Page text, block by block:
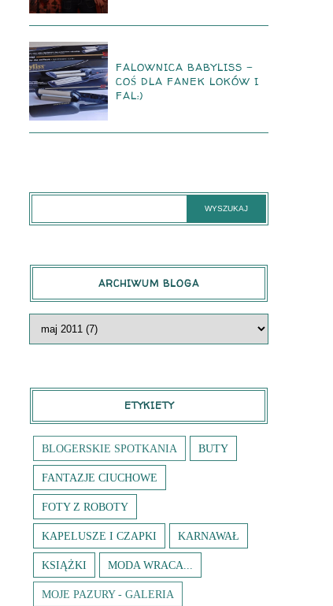
FALOWNICA BABYLISS -
COŚ DLA FANEK LOKÓW I
FAL:)
ARCHIWUM BLOGA
ETYKIETY
BLOGERSKIE SPOTKANIA BUTY
FANTAZJE CIUCHOWE
FOTY Z ROBOTY
KAPELUSZE I CZAPKI KARNAWAŁ
KSIĄŻKI MODA WRACA...
MOJE PAZURY - GALERIA